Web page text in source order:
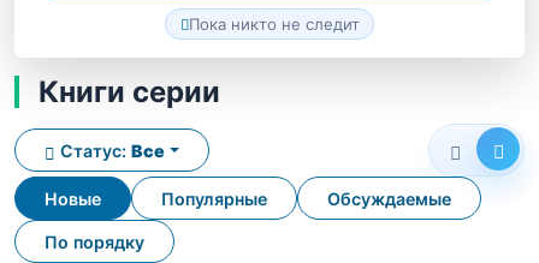
Пока никто не следит
Книги серии
Новые Популярные Обсуждаемые
По порядку
Статус: Все